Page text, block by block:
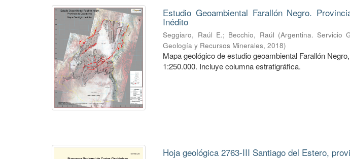
Estudio Geoambiental Farallón Negro.
Inédito
Seggiaro, Raúl E.; Becchio, Raúl (Argentina. Servicio
Geología y Recursos Minerales,2018)
Mapa geológico de estudio geoambiental Farallón
1:250.000. Incluye columna estratigráfica.
Hoja geológica 2763-III Santiago del Estero,